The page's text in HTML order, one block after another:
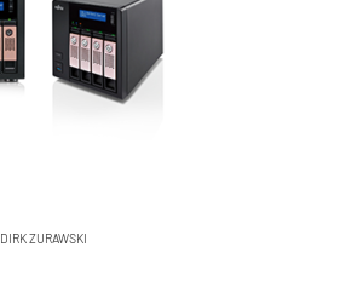
DIRK ZURAWSKI